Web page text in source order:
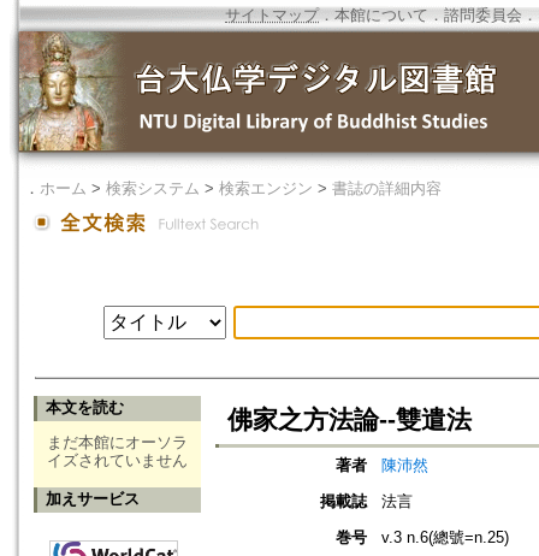
サイトマップ．本館について ． 諮問委員会 ．
． ホーム > 検索システム > 検索エンジン > 書誌の詳細内容
本文を読む
まだ本館にオーソラ
イズされていません
加えサービス
佛家之方法論--雙遣法
著者
陳沛然
掲載誌
法言
巻号
v.3 n.6(總號=n.25)